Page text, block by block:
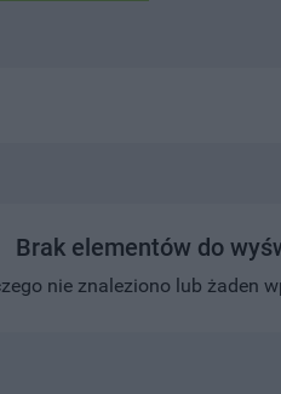
Brak elementów do
nie znaleziono lub żaden